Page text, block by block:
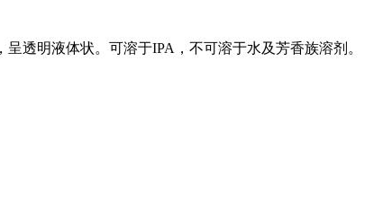
透明液体状。可溶于IPA，不可溶于水及芳香族溶剂。